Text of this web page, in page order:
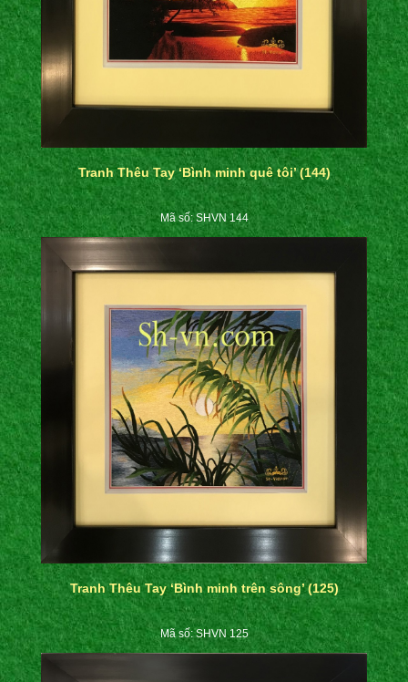
Tranh Thêu Tay ‘Bình minh quê tôi’ (144)
Mã số: SHVN 144
Tranh Thêu Tay ‘Bình minh trên sông’ (125)
Mã số: SHVN 125